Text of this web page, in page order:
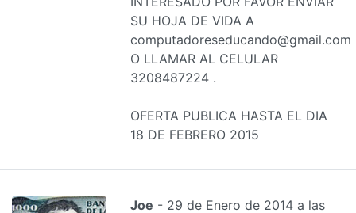
SU HOJA DE VIDA A
computadoreseducando@gmail.com
O LLAMAR AL CELULAR
3208487224 .
OFERTA PUBLICA HASTA EL DIA
18 DE FEBRERO 2015
Joe - 29 de Enero de 2014 a las